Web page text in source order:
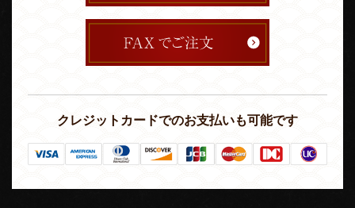
クレジットカードでのお支払いも可能です